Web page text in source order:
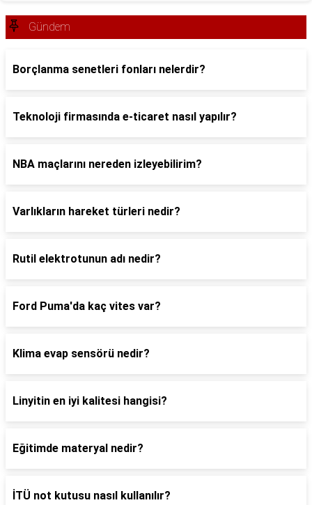
Gündem
Borçlanma senetleri fonları nelerdir?
Teknoloji firmasında e-ticaret nasıl yapılır?
NBA maçlarını nereden izleyebilirim?
Varlıkların hareket türleri nedir?
Rutil elektrotunun adı nedir?
Ford Puma'da kaç vites var?
Klima evap sensörü nedir?
Linyitin en iyi kalitesi hangisi?
Eğitimde materyal nedir?
İTÜ not kutusu nasıl kullanılır?